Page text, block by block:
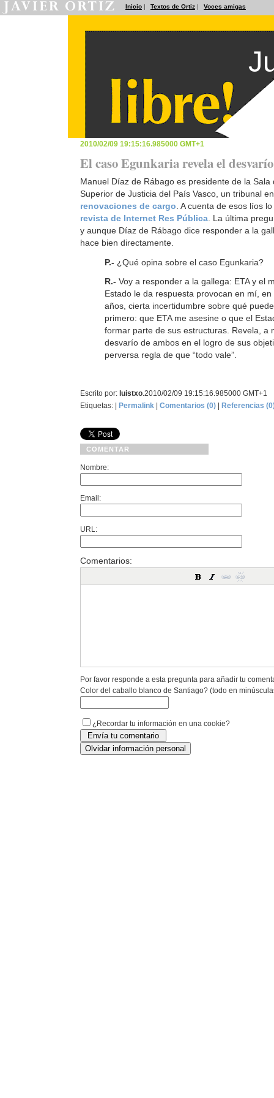
Inicio | Textos de Ortiz | Voces amigas
2010/02/09 19:15:16.985000 GMT+1
El caso Egunkaria revela el
Manuel Díaz de Rábago es presidente de la Sala
Superior de Justicia del País Vasco, un tribunal
renovaciones de cargo. A cuenta de esos líos
revista de Internet Res Pública. La última
y aunque Díaz de Rábago dice responder a la
hace bien directamente.
P.- ¿Qué opina sobre el caso Egunkaria?
R.- Voy a responder a la gallega: ETA y el
Estado le da respuesta provocan en mí,
años, cierta incertidumbre sobre qué
primero: que ETA me asesine o que el
formar parte de sus estructuras. Revela, a
desvarío de ambos en el logro de sus
perversa regla de que “todo vale”.
Escrito por: luistxo .2010/02/09 19:15:16.985000 GMT+1
Etiquetas: | Permalink | Comentarios (0) | Referencias
COMENTAR
Nombre:
Email:
URL:
Comentarios:
Por favor responde a esta pregunta para añadir tu
Color del caballo blanco de Santiago? (todo en
¿Recordar tu información en una cookie?